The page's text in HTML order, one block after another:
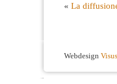
« La
Webdesign Visus